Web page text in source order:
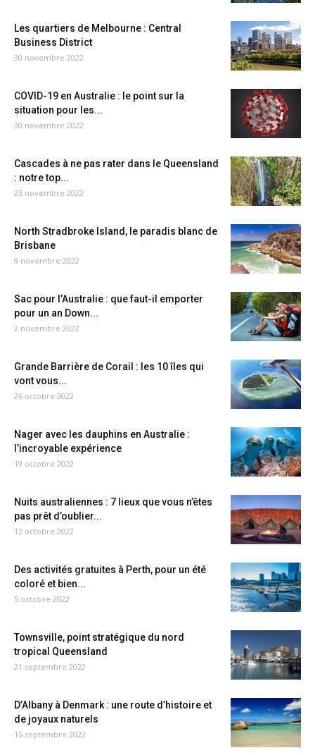
Les quartiers de Melbourne : Central
Business District
30 novembre 2022
COVID-19 en Australie : le point sur la
situation pour les...
30 novembre 2022
Cascades à ne pas rater dans le Queensland
: notre top...
23 novembre 2022
North Stradbroke Island, le paradis blanc de
Brisbane
9 novembre 2022
Sac pour l’Australie : que faut-il emporter
pour un an Down...
2 novembre 2022
Grande Barrière de Corail : les 10 îles qui
vont vous...
26 octobre 2022
Nager avec les dauphins en Australie :
l’incroyable expérience
19 octobre 2022
Nuits australiennes : 7 lieux que vous n’êtes
pas prêt d’oublier...
12 octobre 2022
Des activités gratuites à Perth, pour un été
coloré et bien...
5 octobre 2022
Townsville, point stratégique du nord
tropical Queensland
21 septembre 2022
D’Albany à Denmark : une route d’histoire et
de joyaux naturels
15 septembre 2022